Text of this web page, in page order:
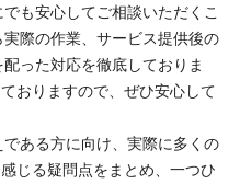
も安心してご相談いただくこ
際の作業、サービス提供後の
った対応を徹底しておりま
おりますので、ぜひ安心して
ある方に向け、実際に多くの
じる疑問点をまとめ、一つひ